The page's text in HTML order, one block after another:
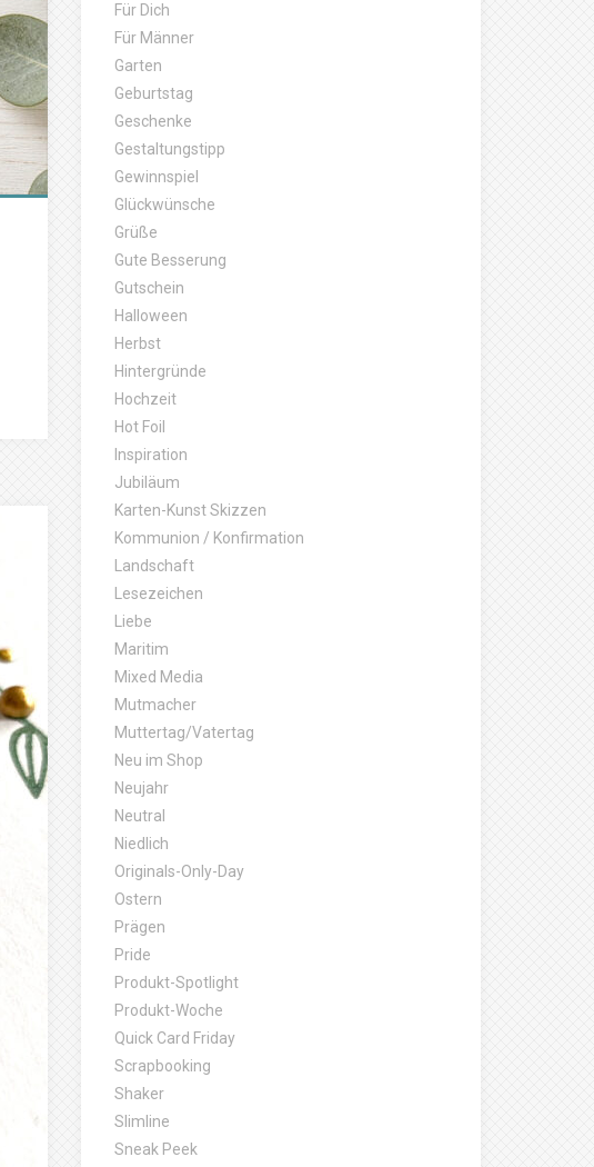
Für Dich
Für Männer
Garten
Geburtstag
Geschenke
Gestaltungstipp
Gewinnspiel
Glückwünsche
Grüße
Gute Besserung
Gutschein
Halloween
Herbst
Hintergründe
Hochzeit
Hot Foil
Inspiration
Jubiläum
Karten-Kunst Skizzen
Kommunion / Konfirmation
Landschaft
Lesezeichen
Liebe
Maritim
Mixed Media
Mutmacher
Muttertag/Vatertag
Neu im Shop
Neujahr
Neutral
Niedlich
Originals-Only-Day
Ostern
Prägen
Pride
Produkt-Spotlight
Produkt-Woche
Quick Card Friday
Scrapbooking
Shaker
Slimline
Sneak Peek